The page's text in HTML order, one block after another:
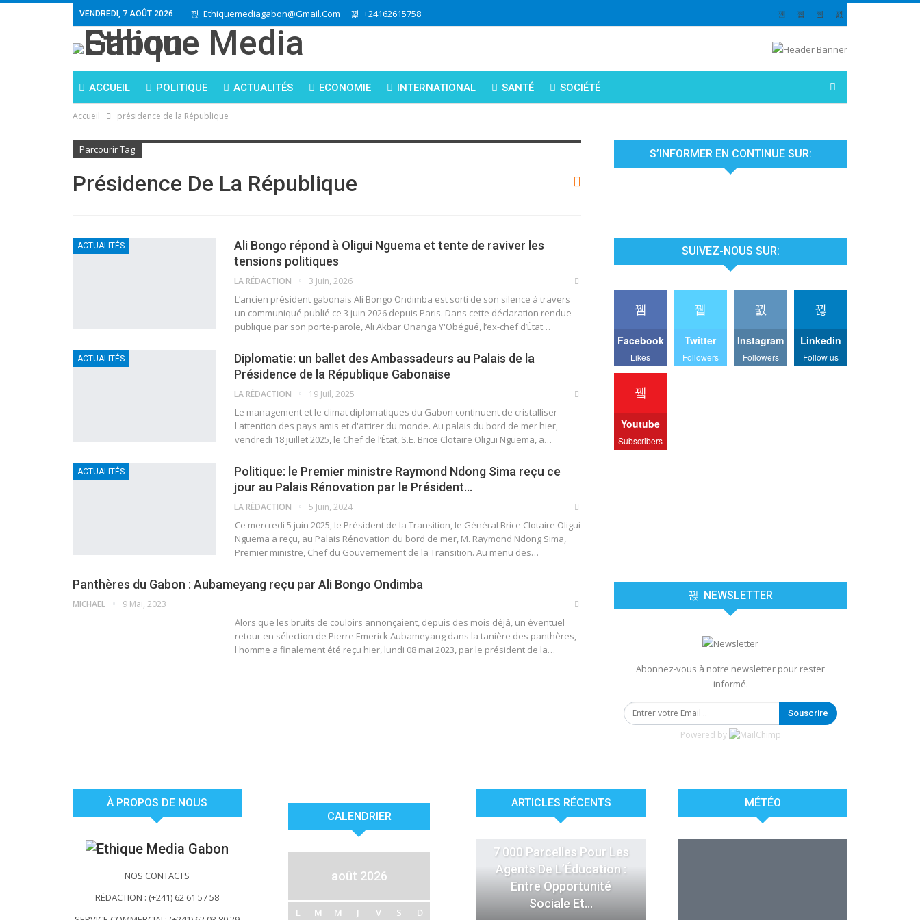
VENDREDI, 7 AOÛT 2026 Ethiquemediagabon@gmail.com +24162615758
ACCUEIL POLITIQUE ACTUALITÉS ECONOMIE INTERNATIONAL SANTÉ SOCIÉTÉ
Accueil présidence de la République
Parcourir Tag
Présidence De La République
ACTUALITÉS
Ali Bongo répond à Oligui Nguema et tente de raviver les
tensions politiques
LA RÉDACTION 3 Juin, 2026
L’ancien président gabonais Ali Bongo Ondimba est sorti de son silence à travers
un communiqué publié ce 3 juin 2026 depuis Paris. Dans cette déclaration rendue
publique par son porte-parole, Ali Akbar Onanga Y'Obégué, l’ex-chef d’État…
ACTUALITÉS
Diplomatie: un ballet des Ambassadeurs au Palais de la
Présidence de la République Gabonaise
LA RÉDACTION 19 Juil, 2025
Le management et le climat diplomatiques du Gabon continuent de cristalliser
l'attention des pays amis et d'attirer du monde. Au palais du bord de mer hier,
vendredi 18 juillet 2025, le Chef de l’État, S.E. Brice Clotaire Oligui Nguema, a…
ACTUALITÉS
Politique: le Premier ministre Raymond Ndong Sima reçu ce
jour au Palais Rénovation par le Président…
LA RÉDACTION 5 Juin, 2024
Ce mercredi 5 juin 2025, le Président de la Transition, le Général Brice Clotaire Oligui
Nguema a reçu, au Palais Rénovation du bord de mer, M. Raymond Ndong Sima,
Premier ministre, Chef du Gouvernement de la Transition. Au menu des…
Panthères du Gabon : Aubameyang reçu par Ali Bongo Ondimba
MICHAEL 9 Mai, 2023
Alors que les bruits de couloirs annonçaient, depuis des mois déjà, un éventuel
retour en sélection de Pierre Emerick Aubameyang dans la tanière des panthères,
l'homme a finalement été reçu hier, lundi 08 mai 2023, par le président de la…
S’INFORMER EN CONTINUE SUR:
SUIVEZ-NOUS SUR:
Facebook
Likes
Twitter
Followers
Instagram
Followers
Linkedin
Follow us
Youtube
Subscribers
NEWSLETTER
Abonnez-vous à notre newsletter pour rester
informé.
Souscrire
Powered by
À PROPOS DE NOUS
NOS CONTACTS
RÉDACTION : (+241) 62 61 57 58
CALENDRIER
août 2026
L M M J V S D
ARTICLES RÉCENTS
ACTUALITÉS
7 000 Parcelles Pour Les
Agents De L’Éducation :
Entre Opportunité
Sociale Et…
MÉTÉO